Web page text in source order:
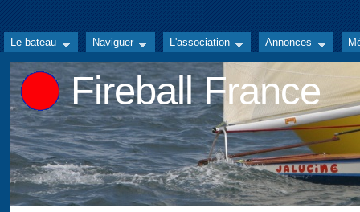
Le bateau Naviguer L'association Annonces
Fireball France